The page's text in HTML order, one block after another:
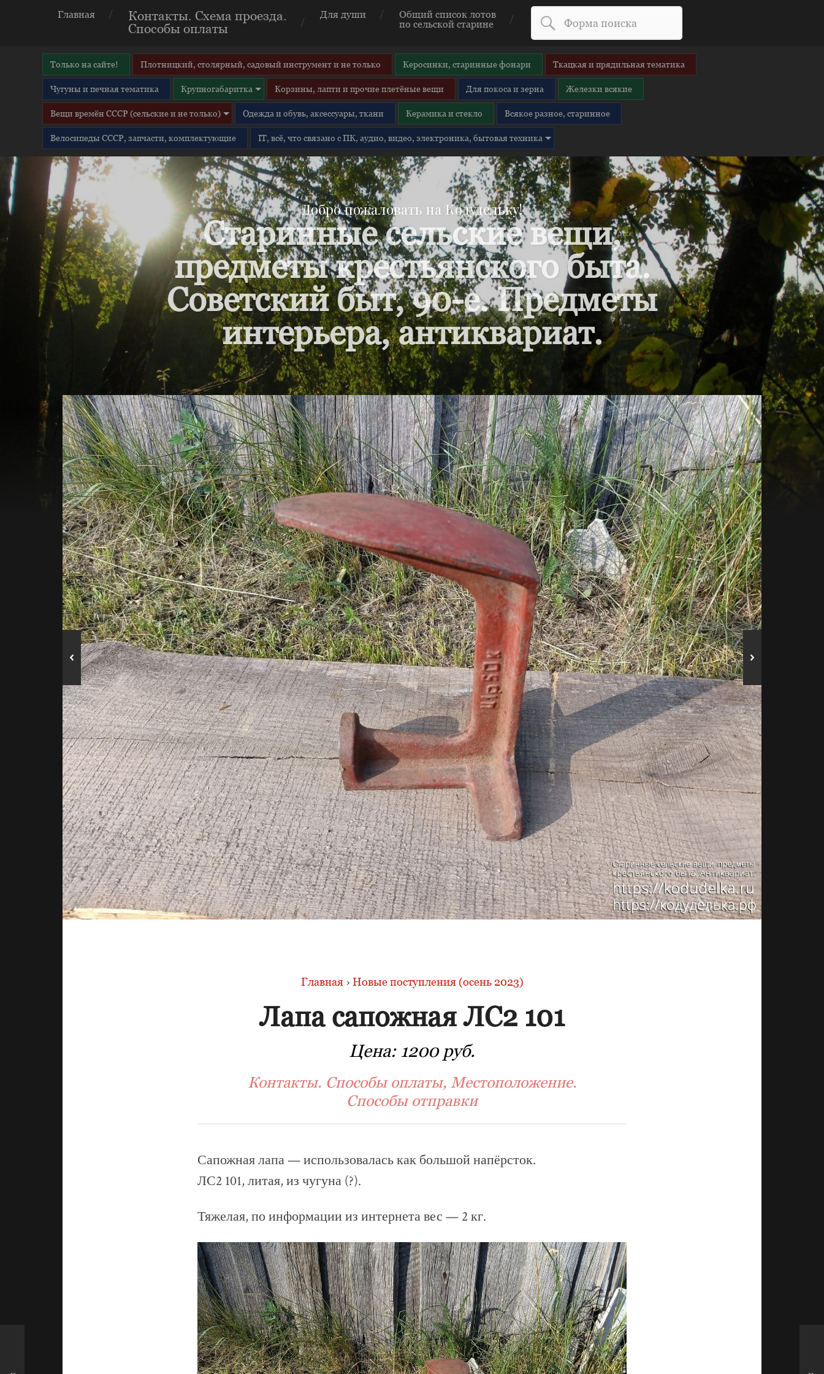
Главная
Контакты. Схема проезда.
Способы оплаты
Для души
Общий список лотов
по сельской старине
Только на сайте! Плотницкий, столярный, садовый инструмент и не только Керосинки, старинные фонари Ткацкая и прядильная тематика
Чугуны и печная тематика Крупногабаритка Корзины, лапти и прочие плетёные вещи Для покоса и зерна Железки всякие
Вещи времён СССР (сельские и не только) Одежда и обувь, аксессуары, ткани Керамика и стекло Всякое разное, старинное
Велосипеды СССР, запчасти, комплектующие IT, всё, что связано с ПК, аудио, видео, электроника, бытовая техника
Добро пожаловать на Кодудельку!
Старинные сельские вещи,
предметы крестьянского быта.
Советский быт, 90-е. Предметы
интерьера, антиквариат.
Главная › Новые поступления (осень 2023)
Лапа сапожная ЛС2 101
Цена: 1200 руб.
Контакты. Способы оплаты, Местоположение.
Способы отправки
Сапожная лапа — использовалась как большой напёрсток.
ЛС2 101, литая, из чугуна (?).
Тяжелая, по информации из интернета вес — 2 кг.